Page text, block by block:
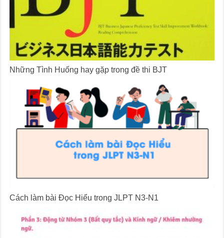
Những Tình Huống hay gặp trong đề thi BJT
Cách làm bài Đọc Hiểu trong JLPT N3-N1